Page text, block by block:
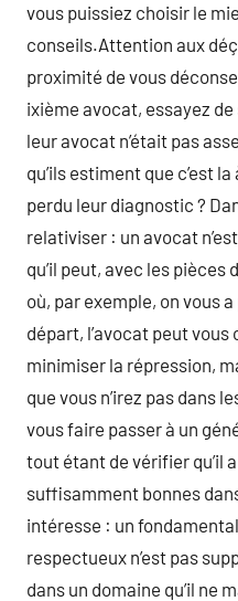
vous puissiez choisir le
conseils.Attention aux
proximité de vous
ixième avocat, essayez
leur avocat n’était pas
qu’ils estiment que c’est
perdu leur diagnostic ?
relativiser : un avocat
qu’il peut, avec les pièces
où, par exemple, on vous
départ, l’avocat peut
minimiser la répression,
que vous n’irez pas dans
vous faire passer à un
tout étant de vérifier qu’il
suffisamment bonnes
intéresse : un
respectueux n’est pas
dans un domaine qu’il ne